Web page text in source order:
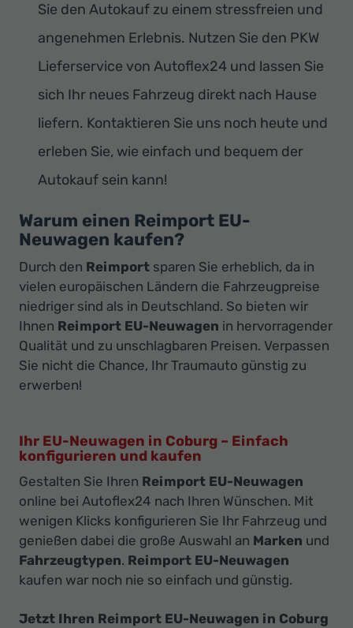
Sie den Autokauf zu einem stressfreien und
angenehmen Erlebnis. Nutzen Sie den PKW
Lieferservice von Autoflex24 und lassen Sie
sich Ihr neues Fahrzeug direkt nach Hause
liefern. Kontaktieren Sie uns noch heute und
erleben Sie, wie einfach und bequem der
Autokauf sein kann!
Warum einen Reimport EU-
Neuwagen kaufen?
Durch den Reimport sparen Sie erheblich, da in
vielen europäischen Ländern die Fahrzeugpreise
niedriger sind als in Deutschland. So bieten wir
Ihnen Reimport EU-Neuwagen in hervorragender
Qualität und zu unschlagbaren Preisen. Verpassen
Sie nicht die Chance, Ihr Traumauto günstig zu
erwerben!
Ihr EU-Neuwagen in Coburg – Einfach
konfigurieren und kaufen
Gestalten Sie Ihren Reimport EU-Neuwagen
online bei Autoflex24 nach Ihren Wünschen. Mit
wenigen Klicks konfigurieren Sie Ihr Fahrzeug und
genießen dabei die große Auswahl an Marken und
Fahrzeugtypen. Reimport EU-Neuwagen
kaufen war noch nie so einfach und günstig.
Jetzt Ihren Reimport EU-Neuwagen in Coburg